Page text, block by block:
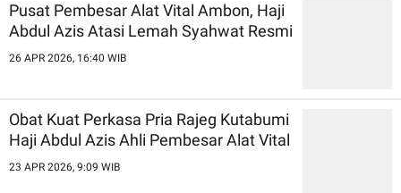
Pusat Pembesar Alat Vital Ambon, Haji
Abdul Azis Atasi Lemah Syahwat Resmi
26 APR 2026, 16:40 WIB
Obat Kuat Perkasa Pria Rajeg Kutabumi
Haji Abdul Azis Ahli Pembesar Alat Vital
23 APR 2026, 9:09 WIB